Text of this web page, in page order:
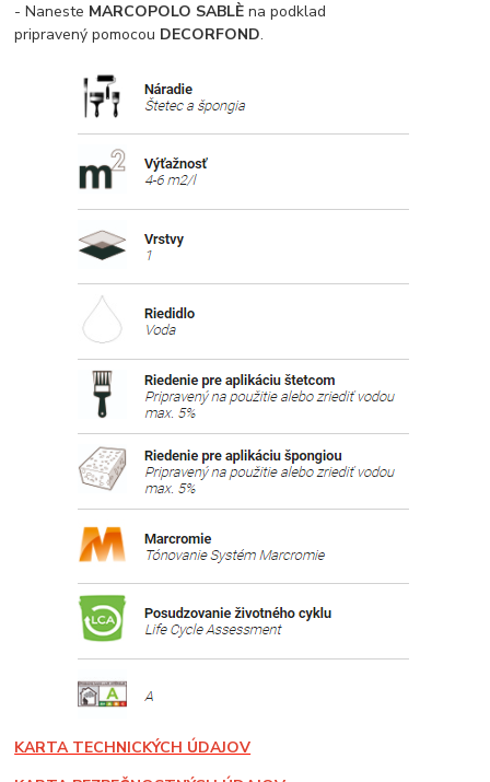
- Naneste MARCOPOLO SABLÈ na podklad
pripravený pomocou DECORFOND.
KARTA TECHNICKÝCH ÚDAJOV